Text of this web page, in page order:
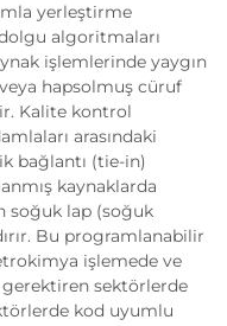
yerleştirme
algoritmaları
işlemlerinde yaygın
hapsolmuş cüruf
Kalite kontrol
arasındaki
bağlantı (tie-in)
kaynaklarda
soğuk lap (soğuk
Bu programlanabilir
işlemede ve
gerektiren sektörlerde
kod uyumlu